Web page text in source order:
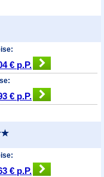
€ p.P.
€ p.P.
€ p.P.